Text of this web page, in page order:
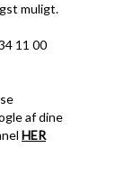
muligt.
11 00
af dine
HER